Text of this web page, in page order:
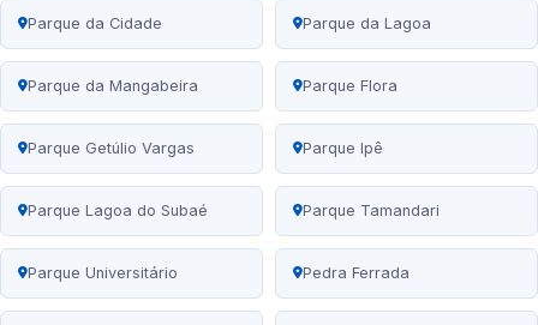
Parque da Cidade Parque da Lagoa
Parque da Mangabeira Parque Flora
Parque Getúlio Vargas Parque Ipê
Parque Lagoa do Subaé Parque Tamandari
Parque Universitário Pedra Ferrada